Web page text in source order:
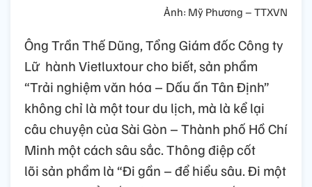
Ảnh: Mỹ Phương – TTXVN
Ông Trần Thế Dũng, Tổng Giám đốc Công ty
Lữ hành Vietluxtour cho biết, sản phẩm
“Trải nghiệm văn hóa – Dấu ấn Tân Định”
không chỉ là một tour du lịch, mà là kể lại
câu chuyện của Sài Gòn – Thành phố Hồ Chí
Minh một cách sâu sắc. Thông điệp cốt
lõi sản phẩm là “Đi gần – để hiểu sâu. Đi một